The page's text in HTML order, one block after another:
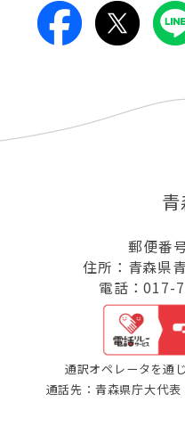
郵便番
住所：青森県
電話：017-
通訳オペレータを通
通話先：青森県庁大代表